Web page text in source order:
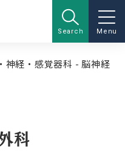
Search Menu
神経・感覚器科 - 脳神経
科